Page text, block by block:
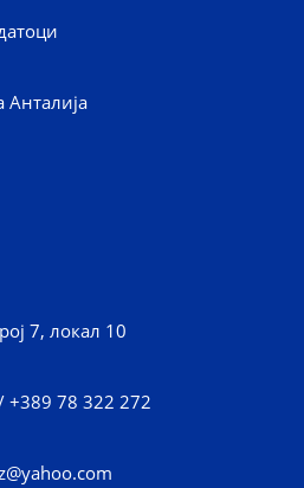
Анталија
7, локал 10
+389 78 322 272